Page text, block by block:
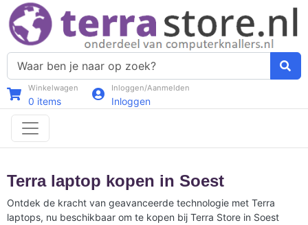
Winkelwagen
0 items
Inloggen/Aanmelden
Inloggen
Terra laptop kopen in Soest
Ontdek de kracht van geavanceerde technologie met Terra
laptops, nu beschikbaar om te kopen bij Terra Store in Soest